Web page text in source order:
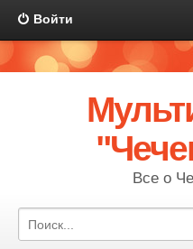
Войти
Все о